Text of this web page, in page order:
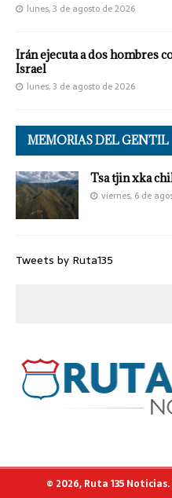
lunes, 3 de agosto de 2026
Irán ejecuta a dos hombres
Israel
lunes, 3 de agosto de 2026
MEMORIAS DEL GENTIL
Tsa tjin xka
viernes, 6 de
Tweets by Ruta135
© 2026, Ruta 135 Noticias.